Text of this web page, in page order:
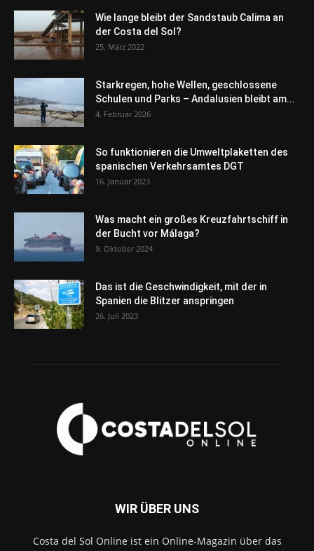
Wie lange bleibt der Sandstaub Calima an
der Costa del Sol?
25. März 2022
Starkregen, hohe Wellen, geschlossene
Schulen und Parks – Andalusien bleibt am...
4. Februar 2026
So funktionieren die Umweltplaketten des
spanischen Verkehrsamtes DGT
16. Januar 2023
Was macht ein großes Kreuzfahrtschiff in
der Bucht vor Málaga?
9. Oktober 2024
Das ist die Geschwindigkeit, mit der in
Spanien die Blitzer anspringen
26. Juli 2023
WIR ÜBER UNS
Costa del Sol Online ist ein Online-Magazin über das